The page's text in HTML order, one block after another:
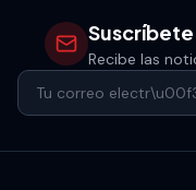
Recibe las